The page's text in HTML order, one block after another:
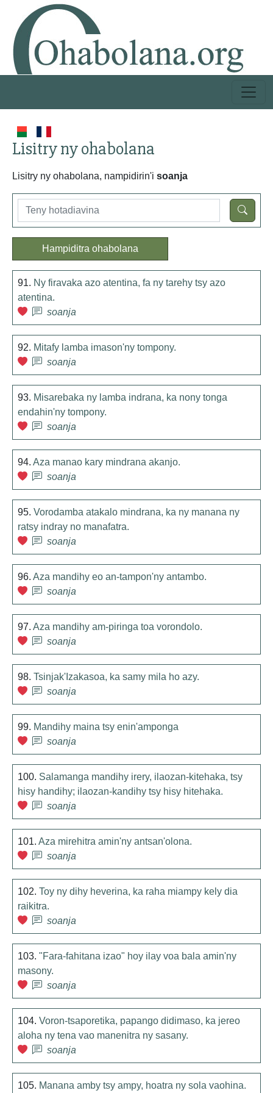
Lisitry ny ohabolana
Lisitry ny ohabolana, nampidirin'i soanja
Hampiditra ohabolana
91. Ny firavaka azo atentina, fa ny tarehy tsy azo
atentina.
soanja
92. Mitafy lamba imason'ny tompony.
soanja
93. Misarebaka ny lamba indrana, ka nony tonga
endahin'ny tompony.
soanja
94. Aza manao kary mindrana akanjo.
soanja
95. Vorodamba atakalo mindrana, ka ny manana ny
ratsy indray no manafatra.
soanja
96. Aza mandihy eo an-tampon'ny antambo.
soanja
97. Aza mandihy am-piringa toa vorondolo.
soanja
98. Tsinjak'Izakasoa, ka samy mila ho azy.
soanja
99. Mandihy maina tsy enin'amponga
soanja
100. Salamanga mandihy irery, ilaozan-kitehaka, tsy
hisy handihy; ilaozan-kandihy tsy hisy hitehaka.
soanja
101. Aza mirehitra amin'ny antsan'olona.
soanja
102. Toy ny dihy heverina, ka raha miampy kely dia
raikitra.
soanja
103. "Fara-fahitana izao" hoy ilay voa bala amin'ny
masony.
soanja
104. Voron-tsaporetika, papango didimaso, ka jereo
aloha ny tena vao manenitra ny sasany.
soanja
105. Manana amby tsy ampy, hoatra ny sola vaohina.